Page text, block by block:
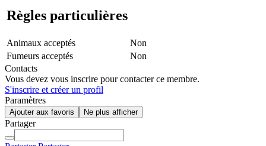
Règles particulières
Animaux acceptés
Non
Fumeurs acceptés
Non
Contacts
Vous devez vous inscrire pour contacter ce membre.
S'inscrire et créer un profil
Paramètres
Ajouter aux favoris Ne plus afficher
Partager